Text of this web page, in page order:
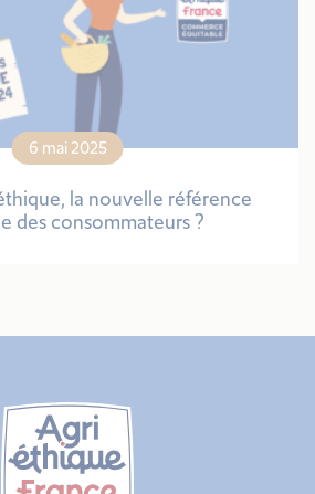
la nouvelle référence
des consommateurs ?
6 mai 2025